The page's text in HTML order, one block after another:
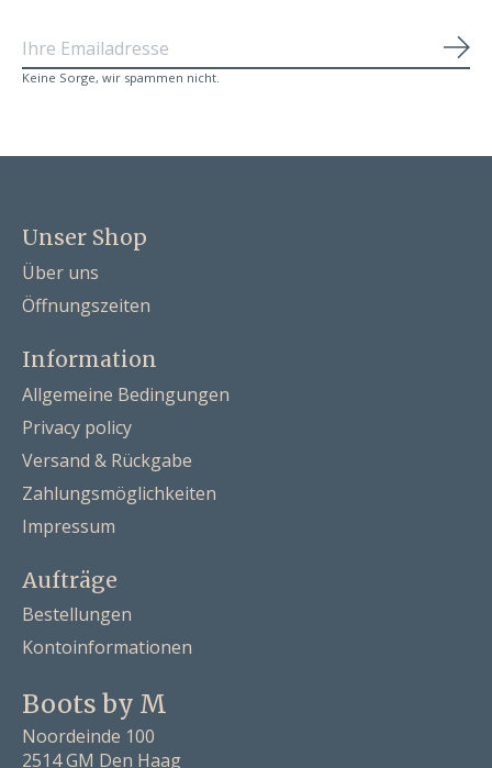
Keine Sorge, wir spammen nicht.
Unser Shop
Über uns
Öffnungszeiten
Information
Allgemeine Bedingungen
Privacy policy
Versand & Rückgabe
Zahlungsmöglichkeiten
Impressum
Aufträge
Bestellungen
Kontoinformationen
Boots by M
Noordeinde 100
2514 GM Den Haag